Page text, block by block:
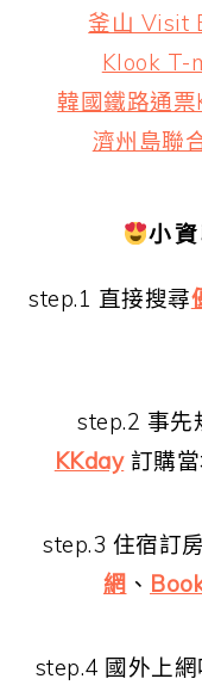
釜山 Visit
Klook T-
韓國鐵路通票
濟州島聯
小
step.1 直接搜尋
step.2 事先
KKday 訂購
step.3 住宿訂
網 、
step.4 國外上